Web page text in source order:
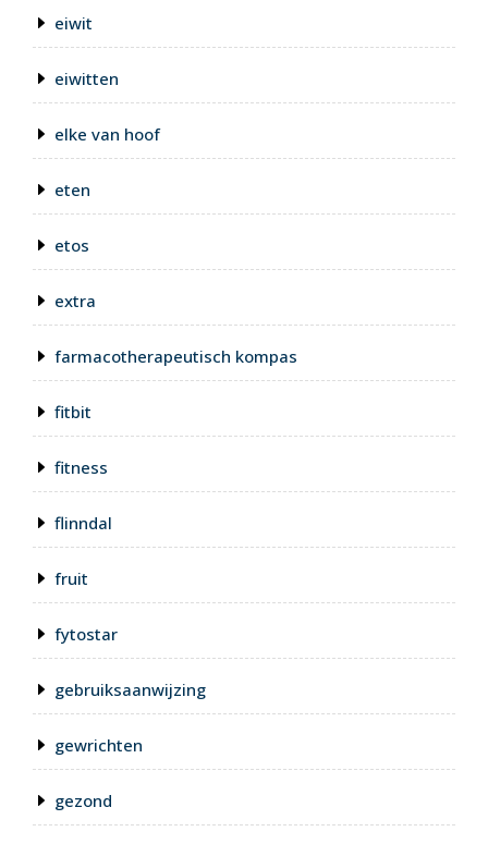
eiwit
eiwitten
elke van hoof
eten
etos
extra
farmacotherapeutisch kompas
fitbit
fitness
flinndal
fruit
fytostar
gebruiksaanwijzing
gewrichten
gezond